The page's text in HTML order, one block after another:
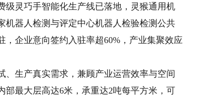
级灵巧手智能化生产线已落地，灵猴通用机
机器人检测与评定中心机器人检验检测公共
企业意向签约入驻率超60%，产业集聚效应
生产真实需求，兼顾产业运营效率与空间
最大层高达6米，承重达2吨每平方米，可